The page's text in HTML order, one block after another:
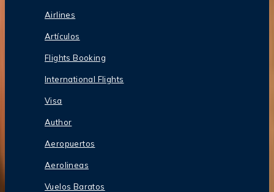
Airlines
Artículos
Flights Booking
International Flights
Visa
Author
Aeropuertos
Aerolineas
Vuelos Baratos